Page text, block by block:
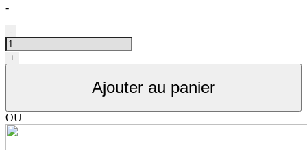
-
quantité
de
Jouet
pour
&
Squeak
-
+
Ajouter au panier
OU